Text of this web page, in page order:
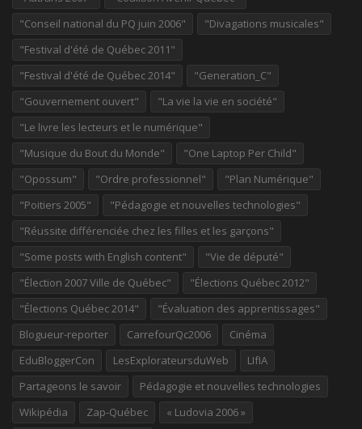
"Conseil national du PQ juin 2006"
"Divagations musicales"
"Festival d'été de Québec 2011"
"Festival d'été de Québec 2014"
"Generation_C"
"Gouvernement ouvert"
"La vie la vie en société"
"Le livre les lecteurs et le numérique"
"Musique du Bout du Monde"
"One Laptop Per Child"
"Opossum"
"Ordre professionnel"
"Plan Numérique"
"Poitiers 2005"
"Pédagogie et nouvelles technologies"
"Réussite différenciée chez les filles et les garçons"
"Some posts with English content"
"Vie de député"
"Élection 2007 Ville de Québec"
"Élections Québec 2012"
"Élections Québec 2014"
"Évaluation des apprentissages"
Blogueur-reporter
CarrefourQc2006
Cinéma
EduBloggerCon
LesExplorateursduWeb
LIfIA
Partageons le savoir
Pédagogie et nouvelles technologies
Wikipédia
Zap-Québec
« Ludovia 2006 »